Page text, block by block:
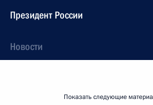
Президент России
Новости
Показать следующие